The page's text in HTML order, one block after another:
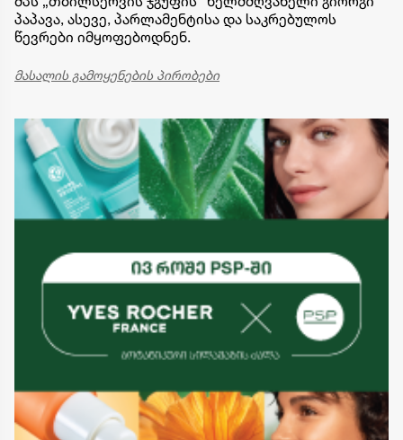
პაპავა, ასევე, პარლამენტისა და საკრებულოს
წევრები იმყოფებოდნენ.
მასალის გამოყენების პირობები